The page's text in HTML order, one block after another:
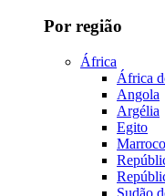
Por região
África
África
Angola
Argélia
Egito